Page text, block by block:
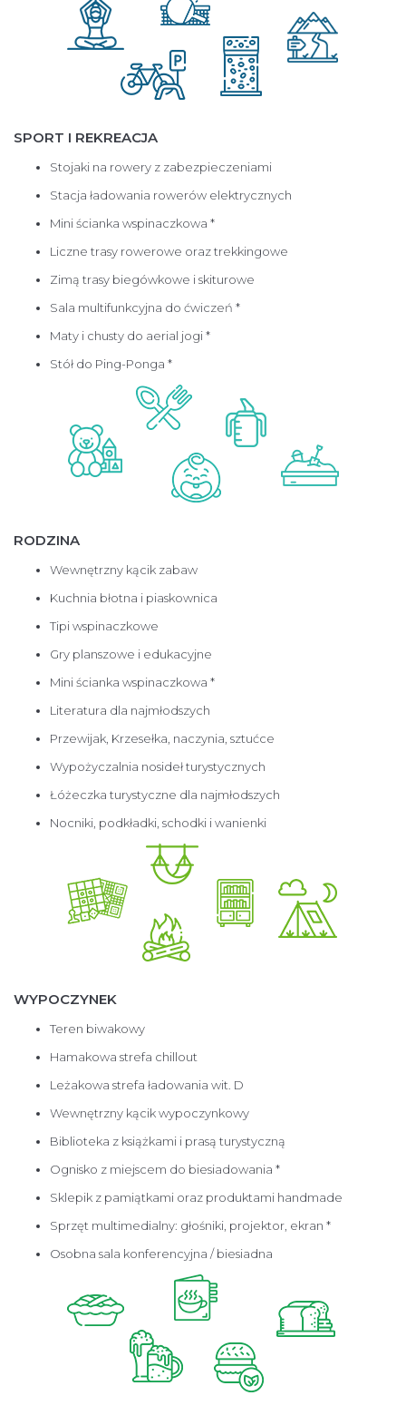
SPORT I REKREACJA
Stojaki na rowery z zabezpieczeniami
Stacja ładowania rowerów elektrycznych
Mini ścianka wspinaczkowa *
Liczne trasy rowerowe oraz trekkingowe
Zimą trasy biegówkowe i skiturowe
Sala multifunkcyjna do ćwiczeń *
Maty i chusty do aerial jogi *
Stół do Ping-Ponga *
RODZINA
Wewnętrzny kącik zabaw
Kuchnia błotna i piaskownica
Tipi wspinaczkowe
Gry planszowe i edukacyjne
Mini ścianka wspinaczkowa *
Literatura dla najmłodszych
Przewijak, Krzesełka, naczynia, sztućce
Wypożyczalnia nosideł turystycznych
Łóżeczka turystyczne dla najmłodszych
Nocniki, podkładki, schodki i wanienki
WYPOCZYNEK
Teren biwakowy
Hamakowa strefa chillout
Leżakowa strefa ładowania wit. D
Wewnętrzny kącik wypoczynkowy
Biblioteka z książkami i prasą turystyczną
Ognisko z miejscem do biesiadowania *
Sklepik z pamiątkami oraz produktami handmade
Sprzęt multimedialny: głośniki, projektor, ekran *
Osobna sala konferencyjna / biesiadna